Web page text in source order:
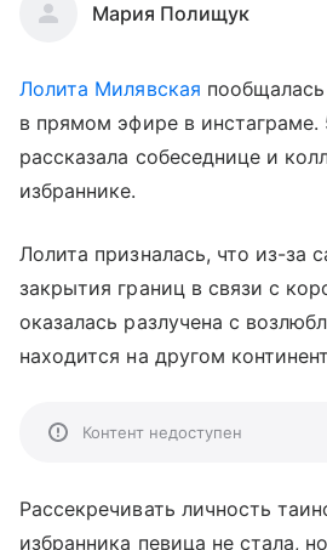
Мария Полищук
Лолита Милявская
в прямом эфире в инстаграме.
рассказала собеседнице и
избраннике.
Лолита призналась, что из-за
закрытия границ в связи с
оказалась разлучена с
находится на другом
Контент недоступен
Рассекречивать личность
избранника певица не стала,